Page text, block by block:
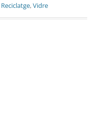
Reciclatge,Vidre